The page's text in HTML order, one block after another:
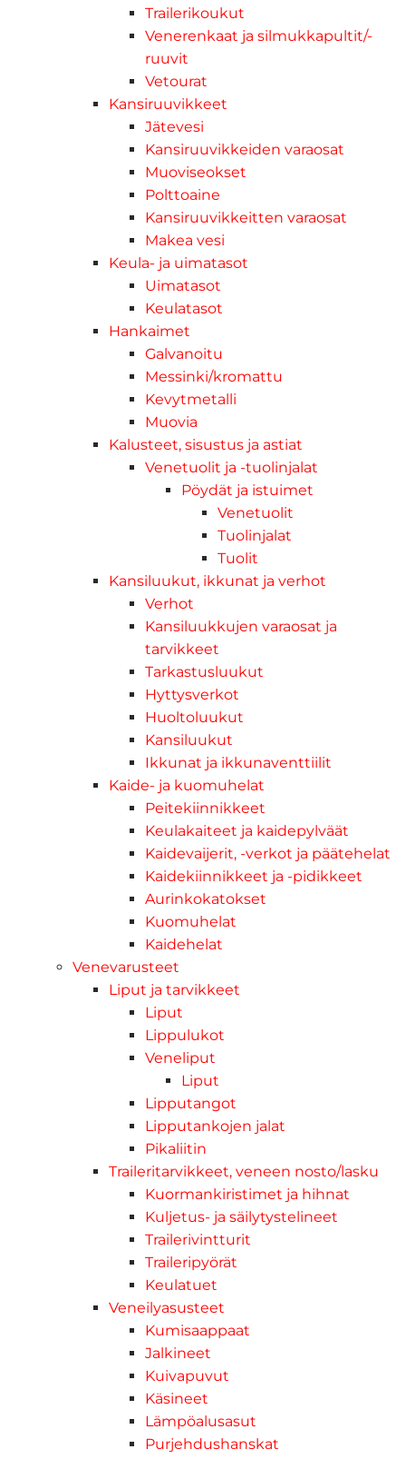
Trailerikoukut
Venerenkaat ja silmukkapultit/-
ruuvit
Vetourat
Kansiruuvikkeet
Jätevesi
Kansiruuvikkeiden varaosat
Muoviseokset
Polttoaine
Kansiruuvikkeitten varaosat
Makea vesi
Keula- ja uimatasot
Uimatasot
Keulatasot
Hankaimet
Galvanoitu
Messinki/kromattu
Kevytmetalli
Muovia
Kalusteet, sisustus ja astiat
Venetuolit ja -tuolinjalat
Pöydät ja istuimet
Venetuolit
Tuolinjalat
Tuolit
Kansiluukut, ikkunat ja verhot
Verhot
Kansiluukkujen varaosat ja
tarvikkeet
Tarkastusluukut
Hyttysverkot
Huoltoluukut
Kansiluukut
Ikkunat ja ikkunaventtiilit
Kaide- ja kuomuhelat
Peitekiinnikkeet
Keulakaiteet ja kaidepylväät
Kaidevaijerit, -verkot ja päätehelat
Kaidekiinnikkeet ja -pidikkeet
Aurinkokatokset
Kuomuhelat
Kaidehelat
Venevarusteet
Liput ja tarvikkeet
Liput
Lippulukot
Veneliput
Liput
Lipputangot
Lipputankojen jalat
Pikaliitin
Traileritarvikkeet, veneen nosto/lasku
Kuormankiristimet ja hihnat
Kuljetus- ja säilytystelineet
Trailerivintturit
Traileripyörät
Keulatuet
Veneilyasusteet
Kumisaappaat
Jalkineet
Kuivapuvut
Käsineet
Lämpöalusasut
Purjehdushanskat